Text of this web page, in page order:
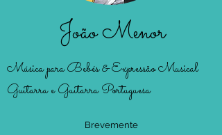
João Menor
Música para Bebés & Expressão Musical
Guitarra e Guitarra Portuguesa
Brevemente